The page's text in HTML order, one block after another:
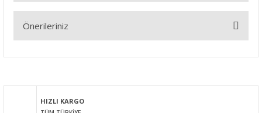
Önerileriniz
Görüş ve önerileriniz için teşekkür ederiz.
HIZLI KARGO